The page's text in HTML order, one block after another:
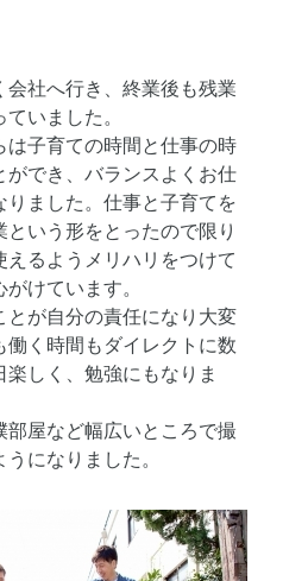
会社へ行き、終業後も残業
いました。
は子育ての時間と仕事の時
ができ、バランスよくお仕
りました。仕事と子育てを
いう形をとったので限り
えるようメリハリをつけて
けています。
とが自分の責任になり大変
働く時間もダイレクトに数
しく、勉強にもなりま
部屋など幅広いところで撮
になりました。